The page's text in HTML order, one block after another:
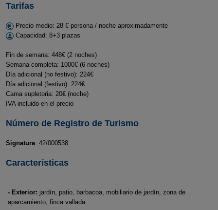
Tarifas
Precio medio: 28 € persona / noche aproximadamente
Capacidad: 8+3 plazas
Fin de semana: 448€ (2 noches)
Semana completa: 1000€ (6 noches)
Día adicional (no festivo): 224€
Día adicional (festivo): 224€
Cama supletoria: 20€ (noche)
IVA incluido en el precio
Número de Registro de Turismo
Signatura: 42/000538
Características
- Exterior: jardín, patio, barbacoa, mobiliario de jardín, zona de
aparcamiento, finca vallada.